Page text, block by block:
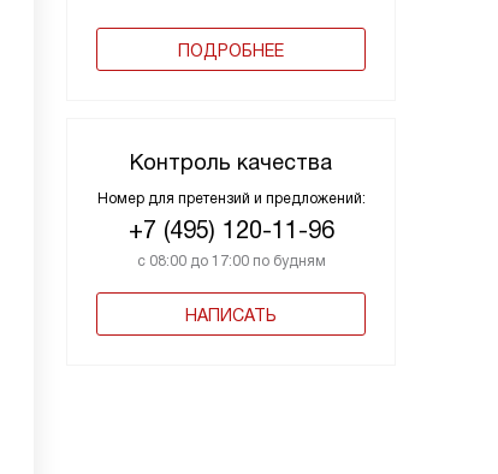
ПОДРОБНЕЕ
Контроль качества
Номер для претензий и предложений:
+7 (495) 120-11-96
с 08:00 до 17:00 по будням
НАПИСАТЬ